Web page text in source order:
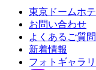
東京ドームホ
お問い合わせ
よくあるご質問
新着情報
フォトギャラ